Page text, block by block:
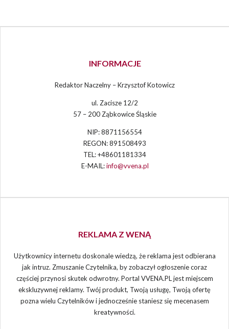
INFORMACJE
Redaktor Naczelny – Krzysztof Kotowicz
ul. Zacisze 12/2
57 – 200 Ząbkowice Śląskie
NIP: 8871156554
REGON: 891508493
TEL: +48601181334
E-MAIL:info@vvena.pl
REKLAMA Z WENĄ
Użytkownicy internetu doskonale wiedzą, że reklama jest odbierana
jak intruz. Zmuszanie Czytelnika, by zobaczył ogłoszenie coraz
częściej przynosi skutek odwrotny. Portal VVENA.PL jest miejscem
ekskluzywnej reklamy. Twój produkt, Twoją usługę, Twoją ofertę
pozna wielu Czytelników i jednocześnie staniesz się mecenasem
kreatywności.